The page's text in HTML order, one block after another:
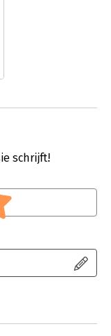
schrijft!